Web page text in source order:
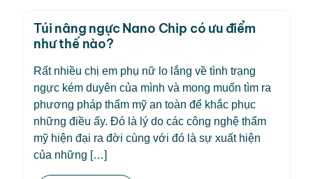
Túi nâng ngực Nano Chip có ưu điểm
như thế nào?
Rất nhiều chị em phụ nữ lo lắng về tình trạng
ngực kém duyên của mình và mong muốn tìm ra
phương pháp thẩm mỹ an toàn để khắc phục
những điều ấy. Đó là lý do các công nghệ thẩm
mỹ hiện đại ra đời cùng với đó là sự xuất hiện
của những […]